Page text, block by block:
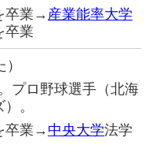
卒業→産業能率大学
卒業
プロ野球選手（北海
。
卒業→中央大学法学